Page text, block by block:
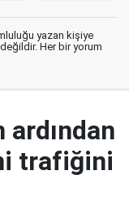
yazan kişiye
Her bir yorum
ardından
trafiğini